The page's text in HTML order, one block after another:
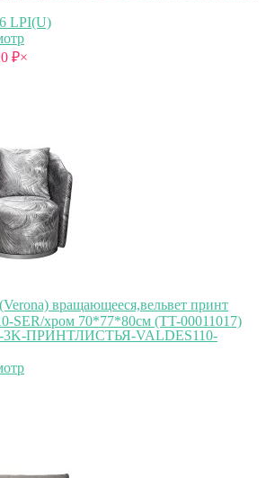
LPI(U)
₽×
вращающееся,вельвет принт
SER/хром 70*77*80см (TT-00011017)
3K-ПРИНТЛИСТЬЯ-VALDES110-